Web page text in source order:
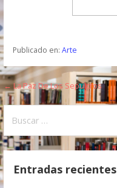
Publicado en: Arte
N
a
v
e
← La Paz De Los Sepulcros
s
Entradas recientes